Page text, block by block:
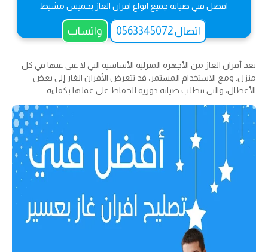
افضل فني صيانة جميع انواع افران الغاز بخميس مشيط
اتصال 0563345072 واتساب
تعد أفران الغاز من الأجهزة المنزلية الأساسية التي لا غنى عنها في كل
منزل. ومع الاستخدام المستمر، قد تتعرض الأفران الغاز إلى بعض
الأعطال، والتي تتطلب صيانة دورية للحفاظ على عملها بكفاءة.